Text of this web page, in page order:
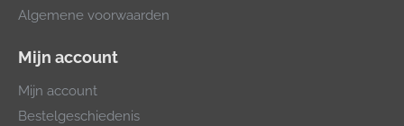
Algemene voorwaarden
Mijn account
Mijn account
Bestelgeschiedenis